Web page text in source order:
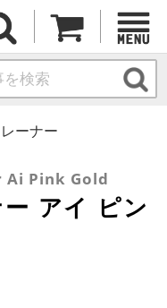
ーナー
Ai Pink Gold
アイ ピン